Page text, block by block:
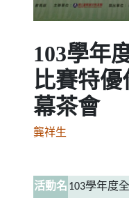
103學年
比賽特優
幕茶會
龔祥生
活動名 103學年度